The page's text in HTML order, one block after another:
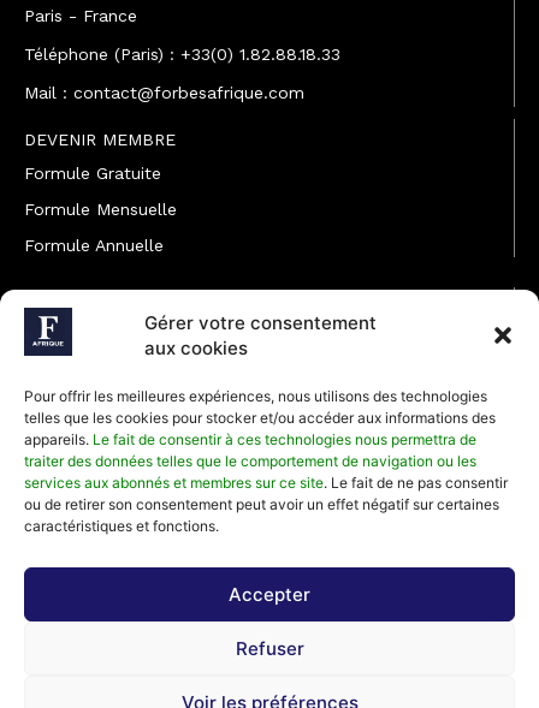
Gérer votre consentement
aux cookies
Pour offrir les meilleures expériences, nous utilisons des technologies
telles que les cookies pour stocker et/ou accéder aux informations des
appareils. Le fait de consentir à ces technologies nous permettra de
traiter des données telles que le comportement de navigation ou les
services aux abonnés et membres sur ce site. Le fait de ne pas consentir
ou de retirer son consentement peut avoir un effet négatif sur certaines
caractéristiques et fonctions.
Accepter
Refuser
Voir les préférences
Paris - France
Téléphone (Paris) : +33(0) 1.82.88.18.33
Mail : contact@forbesafrique.com
DEVENIR MEMBRE
Formule Gratuite
Formule Mensuelle
Formule Annuelle
JOINDRE L'ÉQUIPE
Rédaction
Développement commercial
Communiquer avec Forbes Afrique
Média Kit 2026
Abonnez-vous à la newsletter de Forbes Afrique et recevez
régulièrement nos meilleurs articles